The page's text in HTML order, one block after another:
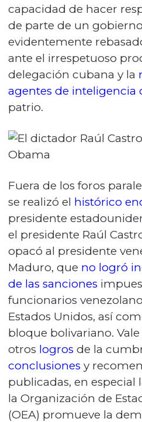
capacidad de hacer
de parte de un
evidentemente
ante el irrespetuoso
delegación cubana y la
agentes de inteligencia
patrio.
Fuera de los foros
se realizó el histórico
presidente
el presidente Raúl
opacó al presidente
Maduro, que no logró
de las sanciones
funcionarios
Estados Unidos, así
bloque bolivariano.
otros logros de la
conclusiones y
publicadas, en especial
la Organización de
(OEA) promueve la